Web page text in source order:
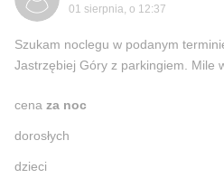
01 sierpnia, o 12:37
Szukam noclegu w podanym
Jastrzębiej Góry z parkingiem. Mile
cena za noc
dorosłych
dzieci